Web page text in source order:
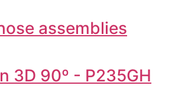
assemblies
3D 90º - P235GH